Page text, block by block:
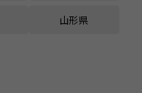
山形県